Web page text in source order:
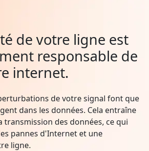
de votre ligne est
responsable de
internet.
de votre signal font que
dans les données. Cela entraîne
transmission des données, ce qui
pannes d'Internet et une
ligne.